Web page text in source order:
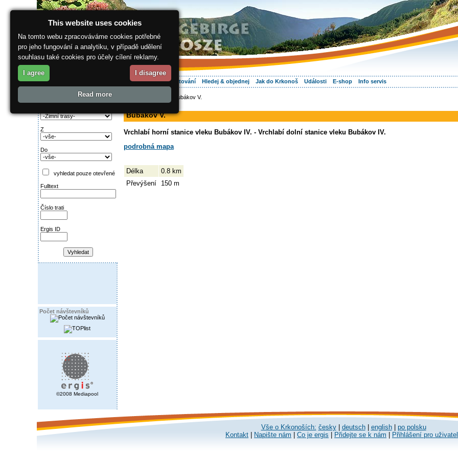
O regionu Vaše dovolená Ubytování Hledej & objednej Jak do Krkonoš Události E-shop Info servis
Najděte si:
Z
Do
vyhledat pouze otevřené
Fulltext
Číslo trati
Ergis ID
Počet návštevníků
©2008 Mediapool
> Bubákov V.
Bubákov V.
Vrchlabí horní stanice vleku Bubákov IV. - Vrchlabí dolní stanice vleku Bubákov IV.
podrobná mapa
Délka
0.8 km
Převýšení
150 m
Vše o Krkonoších: česky| deutsch| english| po polsku
Kontakt
Napište nám Co je ergis Přidejte se k nám Přihlášení pro
This website uses cookies
Na tomto webu zpracováváme cookies potřebné
pro jeho fungování a analytiku, v případě udělení
souhlasu také cookies pro účely cílení reklamy.
I agree I disagree
Read more